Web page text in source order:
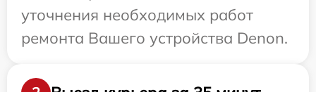
уточнения необходимых работ
ремонта Вашего устройства Denon.